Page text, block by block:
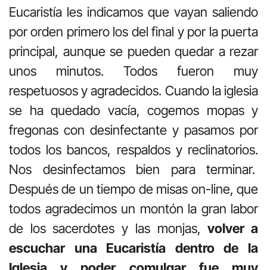
Eucaristía les indicamos que vayan saliendo
por orden primero los del final y por la puerta
principal, aunque se pueden quedar a rezar
unos minutos. Todos fueron muy
respetuosos y agradecidos. Cuando la iglesia
se ha quedado vacía, cogemos mopas y
fregonas con desinfectante y pasamos por
todos los bancos, respaldos y reclinatorios.
Nos desinfectamos bien para terminar.
Después de un tiempo de misas on-line, que
todos agradecimos un montón la gran labor
de los sacerdotes y las monjas,volver a
escuchar una Eucaristía dentro de la